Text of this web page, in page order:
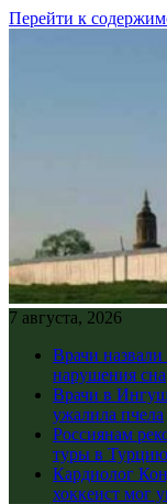
Перейти к
7 августа, 2026
Врачи
нарушения сна
Врачи в
ужалила пчела
Россиянам
туры в Турцию
Кардиолог
хоккеист мог